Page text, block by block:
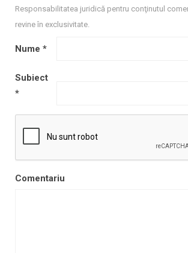
Responsabilitatea juridică pentru conţinutul
revine în exclusivitate.
Nume *
Subiect
*
Comentariu